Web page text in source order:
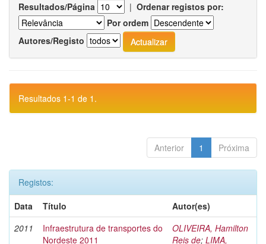
Resultados/Página | Ordenar registos por:
Por ordem
Autores/Registo
Resultados 1-1 de 1.
Anterior 1 Próxima
Registos:
Data
Título
Autor(es)
2011
Infraestrutura de transportes do
Nordeste 2011
OLIVEIRA, Hamilton
Reis de; LIMA,